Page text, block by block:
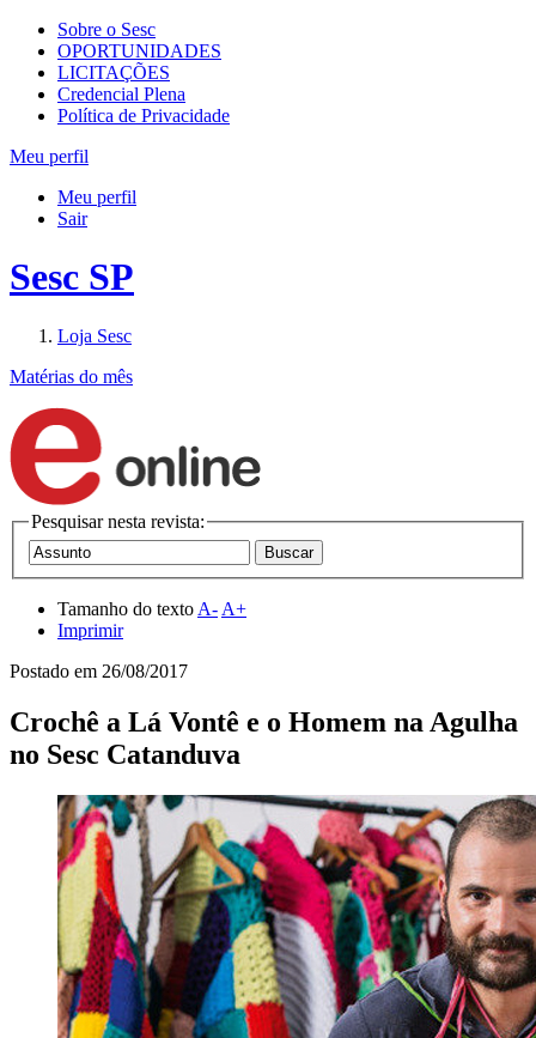
Sobre o Sesc
OPORTUNIDADES
LICITAÇÕES
Credencial Plena
Política de Privacidade
Meu perfil
Meu perfil
Sair
Sesc SP
Loja Sesc
Matérias do mês
Pesquisar nesta revista:
Tamanho do texto A- A+
Imprimir
Postado em 26/08/2017
Crochê a Lá Vontê e o Homem na Agulha
no Sesc Catanduva